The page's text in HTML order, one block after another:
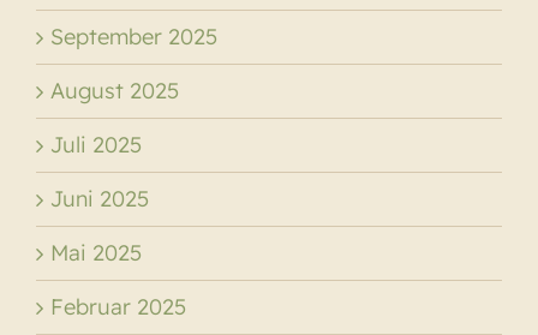
September 2025
August 2025
Juli 2025
Juni 2025
Mai 2025
Februar 2025